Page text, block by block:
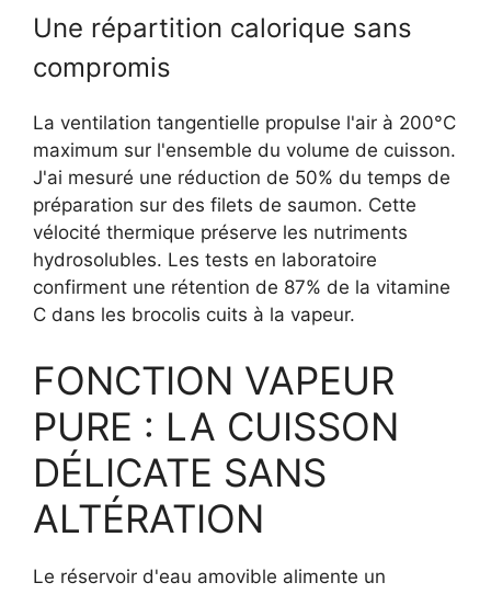
Une répartition calorique sans
compromis
La ventilation tangentielle propulse l'air à 200°C
maximum sur l'ensemble du volume de cuisson.
J'ai mesuré une réduction de 50% du temps de
préparation sur des filets de saumon. Cette
vélocité thermique préserve les nutriments
hydrosolubles. Les tests en laboratoire
confirment une rétention de 87% de la vitamine
C dans les brocolis cuits à la vapeur.
FONCTION VAPEUR
PURE : LA CUISSON
DÉLICATE SANS
ALTÉRATION
Le réservoir d'eau amovible alimente un